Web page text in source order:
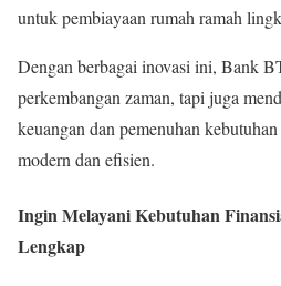
untuk pembiayaan rumah ramah
Dengan berbagai inovasi ini, Bank
perkembangan zaman, tapi juga
keuangan dan pemenuhan
modern dan efisien.
Ingin Melayani Kebutuhan
Lengkap